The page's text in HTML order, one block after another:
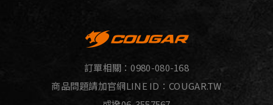
訂單相關：0980-080-168
商品問題請加官網LINE ID： COUGAR.TW